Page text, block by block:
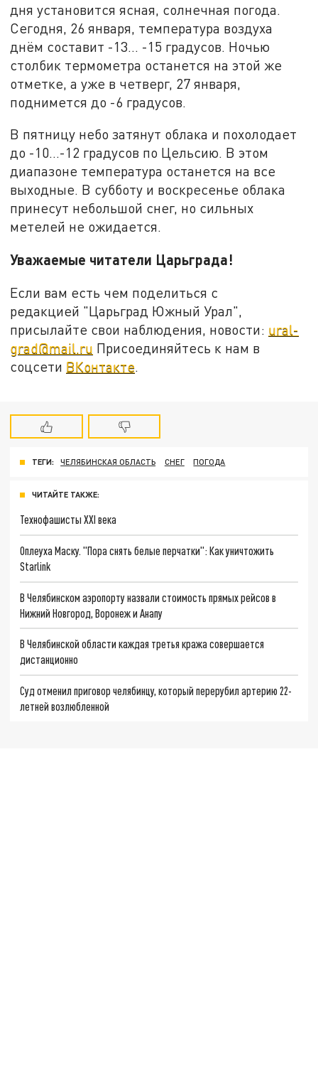
дня установится ясная, солнечная погода.
Сегодня, 26 января, температура воздуха
днём составит -13... -15 градусов. Ночью
столбик термометра останется на этой же
отметке, а уже в четверг, 27 января,
поднимется до -6 градусов.
В пятницу небо затянут облака и похолодает
до -10...-12 градусов по Цельсию. В этом
диапазоне температура останется на все
выходные. В субботу и воскресенье облака
принесут небольшой снег, но сильных
метелей не ожидается.
Уважаемые читатели Царьграда!
Если вам есть чем поделиться с
редакцией "Царьград Южный Урал",
присылайте свои наблюдения, новости: ural-
grad@mail.ru Присоединяйтесь к нам в
соцсети ВКонтакте.
ТЕГИ: ЧЕЛЯБИНСКАЯ ОБЛАСТЬ СНЕГ ПОГОДА
ЧИТАЙТЕ ТАКЖЕ:
Технофашисты XXI века
Оплеуха Маску. "Пора снять белые перчатки": Как уничтожить
Starlink
В Челябинском аэропорту назвали стоимость прямых рейсов в
Нижний Новгород, Воронеж и Анапу
В Челябинской области каждая третья кража совершается
дистанционно
Суд отменил приговор челябинцу, который перерубил артерию 22-
летней возлюбленной